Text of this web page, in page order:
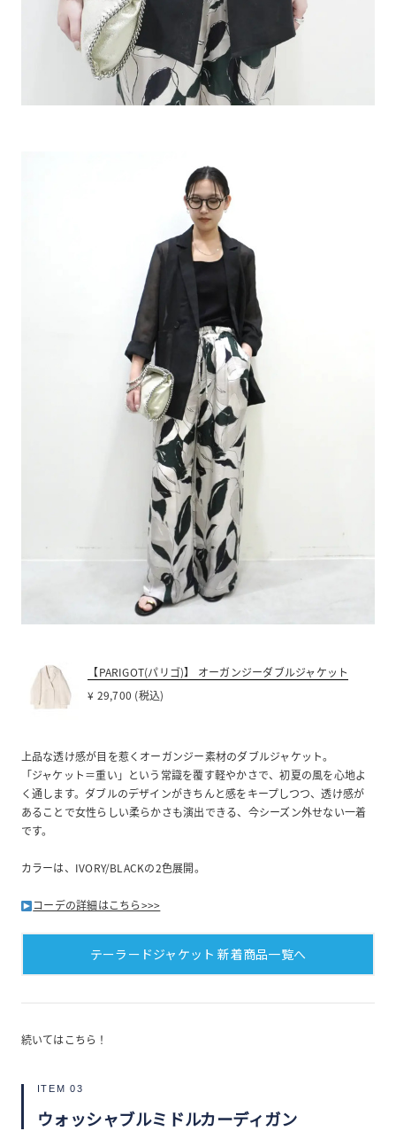
【PARIGOT(パリゴ)】 オーガンジーダブルジャケット
¥ 29,700 (税込)
上品な透け感が目を惹くオーガンジー素材のダブルジャケット。
「ジャケット＝重い」という常識を覆す軽やかさで、初夏の風を心地よ
く通します。ダブルのデザインがきちんと感をキープしつつ、透け感が
あることで女性らしい柔らかさも演出できる、今シーズン外せない一着
です。
カラーは、IVORY/BLACKの2色展開。
コーデの詳細はこちら>>>
テーラードジャケット 新着商品一覧へ
続いてはこちら！
ITEM 03
ウォッシャブルミドルカーディガン